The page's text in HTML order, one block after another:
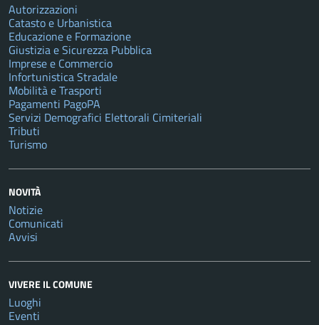
Autorizzazioni
Catasto e Urbanistica
Educazione e Formazione
Giustizia e Sicurezza Pubblica
Imprese e Commercio
Infortunistica Stradale
Mobilità e Trasporti
Pagamenti PagoPA
Servizi Demografici Elettorali Cimiteriali
Tributi
Turismo
NOVITÀ
Notizie
Comunicati
Avvisi
VIVERE IL COMUNE
Luoghi
Eventi